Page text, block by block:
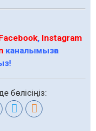
, Instagram
каналымызға
бөлісіңіз: